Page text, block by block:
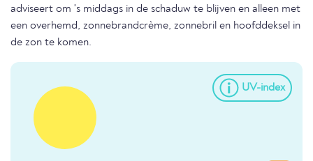
adviseert om 's middags in de schaduw te blijven en alleen met
een overhemd, zonnebrandcrème, zonnebril en hoofddeksel in
de zon te komen.
UV-index